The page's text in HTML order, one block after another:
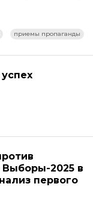
приемы пропаганды
Выборы-2025 в
первого